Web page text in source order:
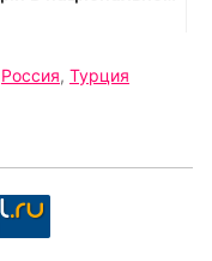
Россия, Турция